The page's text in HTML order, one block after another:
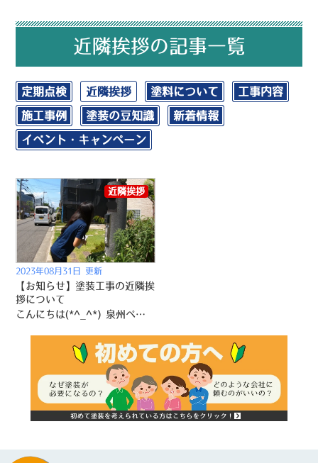
近隣挨拶の記事一覧
定期点検 近隣挨拶 塗料について 工事内容
施工事例 塗装の豆知識 新着情報
イベント・キャンペーン
2023年08月31日 更新
【お知らせ】塗装工事の近隣挨
拶について
こんにちは(*^_^*) 泉州ペイントの桶谷です！ 今回は、塗装工事に関する近隣挨拶についてお話ししたいと思います！ 塗装工事は、建物の外観を美しく保つために欠かせないメンテナンスですが、 その工事中には騒音や塗料の匂いなど、近隣の方々にとっては少なからず影響があるかもしれません。 そこで私たちが塗装工事を行う際には近隣の方々への挨拶を大切にしています！ ご挨拶に伺った際には、工事のスケジュールや騒音などに関するご理解をいただくことができ、 工事期間中のトラブルも回避できることが出来ます。 周辺の方々にも安心して過ごしていただけるよう、全力で取り組んでいきたいと思います。 今後も、お客様のお家をより美しく、快適な住環境にするために、近隣挨拶は大切な 発信力となる事を忘れずに取り組んで参ります(๑•̀ㅂ•́)و✧ ・・・・・・・・・・・・・・・・・・・・・・・・・・・・ こちら お見積相談も実施中 こちら 外壁塗装・屋根塗装・防水工事専門店 泉州ペイント株式会社 住所：泉佐野ショールーム 大阪府泉佐野市市場西３丁目５-１０ 泉南ショールーム 大阪府泉南市樽井７-２-１１
近隣挨拶